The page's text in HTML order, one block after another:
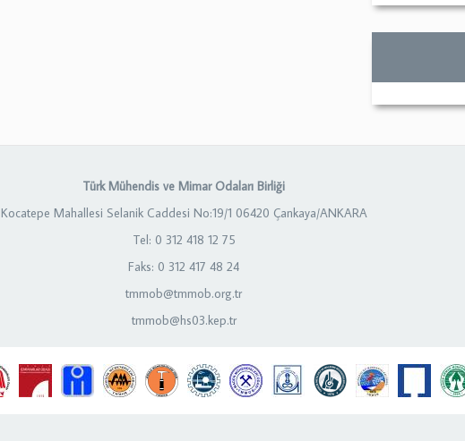
Türk Mühendis ve Mimar Odaları Birliği
Kocatepe Mahallesi Selanik Caddesi No:19/1 06420 Çankaya/ANKARA
Tel: 0 312 418 12 75
Faks: 0 312 417 48 24
tmmob@tmmob.org.tr
tmmob@hs03.kep.tr